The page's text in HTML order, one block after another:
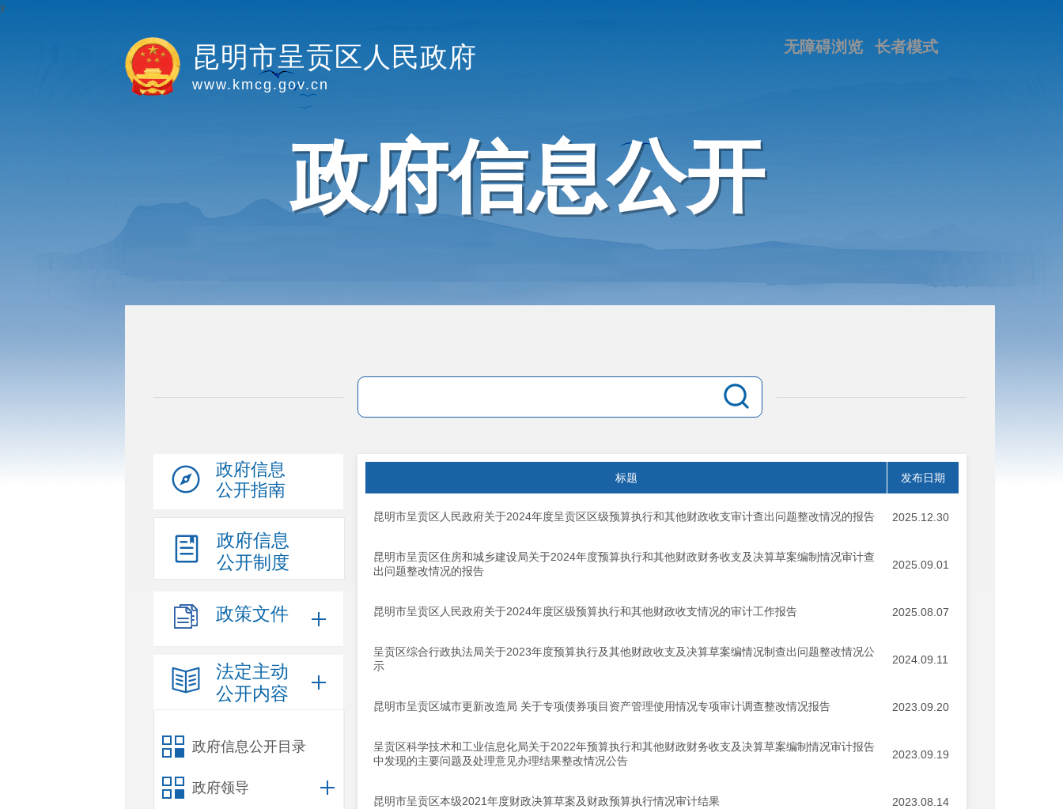
y
昆明市呈贡区人民政府
www.kmcg.gov.cn
长者模式
无障碍浏览
政府信息公开
政府信息
公开指南
政府信息
公开制度
政策文件
法定主动
公开内容
政府信息公开目录
政府领导
标题 发布日期
昆明市呈贡区人民政府关于2024年度呈贡区区级预算执行和其他财政收支审计查出问题整改情况的报告 2025.12.30
昆明市呈贡区住房和城乡建设局关于2024年度预算执行和其他财政财务收支及决算草案编制情况审计查
出问题整改情况的报告
2025.09.01
昆明市呈贡区人民政府关于2024年度区级预算执行和其他财政收支情况的审计工作报告 2025.08.07
呈贡区综合行政执法局关于2023年度预算执行及其他财政收支及决算草案编情况制查出问题整改情况公
示
2024.09.11
昆明市呈贡区城市更新改造局 关于专项债券项目资产管理使用情况专项审计调查整改情况报告 2023.09.20
呈贡区科学技术和工业信息化局关于2022年预算执行和其他财政财务收支及决算草案编制情况审计报告
中发现的主要问题及处理意见办理结果整改情况公告
2023.09.19
昆明市呈贡区本级2021年度财政决算草案及财政预算执行情况审计结果 2023.08.14